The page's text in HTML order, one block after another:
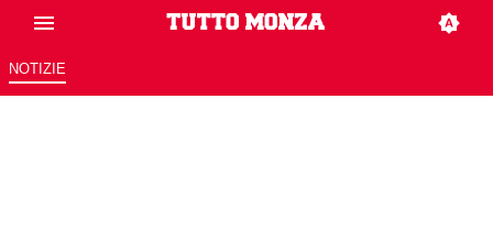
NOTIZIE